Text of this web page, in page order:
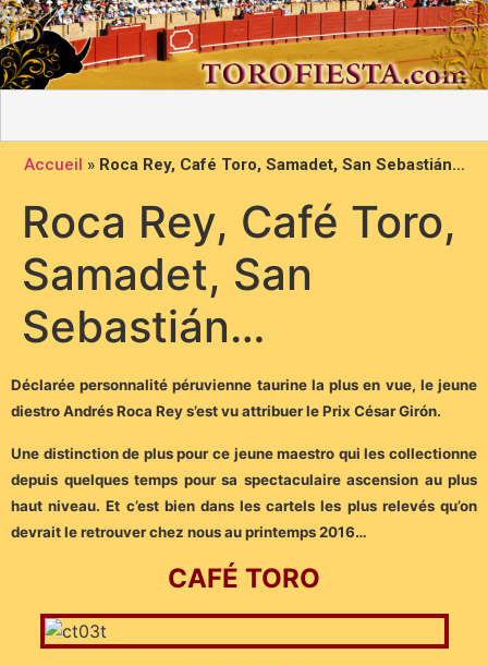
Accueil » Roca Rey, Café Toro, Samadet, San Sebastián…
Roca Rey, Café Toro,
Samadet, San
Sebastián…
Déclarée personnalité péruvienne taurine la plus en vue, le jeune
diestro Andrés Roca Rey s’est vu attribuer le Prix César Girón.
Une distinction de plus pour ce jeune maestro qui les collectionne
depuis quelques temps pour sa spectaculaire ascension au plus
haut niveau. Et c’est bien dans les cartels les plus relevés qu’on
devrait le retrouver chez nous au printemps 2016…
CAFÉ TORO